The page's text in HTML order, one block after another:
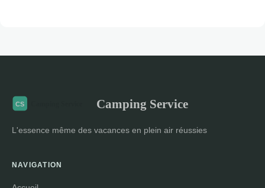
Camping Service
L'essence même des vacances en plein air réussies
NAVIGATION